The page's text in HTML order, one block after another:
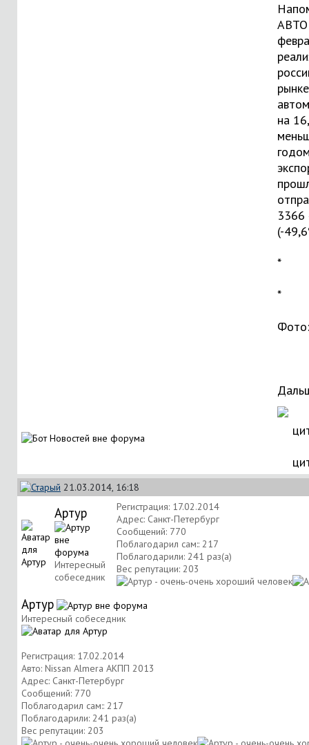
на
3366
(-
*
*
21.03.2014, 16:18
Артур
Интересный
собеседник
Регистрация: 17.02.2014
Адрес: Санкт-Петербург
Сообщений: 770
Поблагодарил сам:: 217
Поблагодарили: 241 раз(а)
Вес репутации: 203
Артур
Интересный собеседник
Регистрация: 17.02.2014
Авто: Nissan Almera АКПП 2013
Адрес: Санкт-Петербург
Сообщений: 770
Поблагодарил сам:: 217
Поблагодарили: 241 раз(а)
Вес репутации: 203